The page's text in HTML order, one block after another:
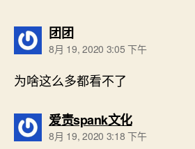
团团说：
8月 19, 2020 3:05 下午
为啥这么多都看不了
爱责spank文化说：
8月 19, 2020 3:18 下午